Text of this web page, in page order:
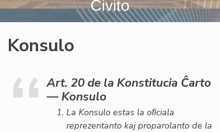
Civito
Konsulo
Art. 20 de la Konstitucia Ĉarto
— Konsulo
La Konsulo estas la oﬁciala
reprezentanto kaj proparolanto de la